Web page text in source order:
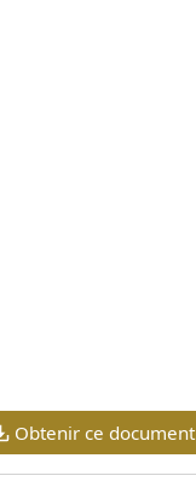
Obtenir ce document